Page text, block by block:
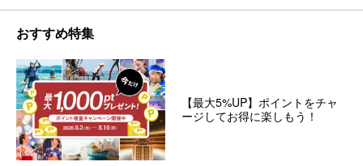
おすすめ特集
【最大5%UP】ポイントをチャ
ージしてお得に楽しもう！